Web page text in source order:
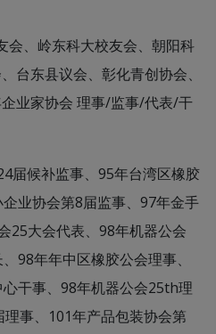
会、岭东科大校友会、朝阳科
台东县议会、彰化青创协会、
业家协会 理事/监事/代表/干
届候补监事、95年台湾区橡胶
业协会第8届监事、97年金手
25大会代表、98年机器公会
98年年中区橡胶公会理事、
干事、98年机器公会25th理
事、101年产品包装协会第